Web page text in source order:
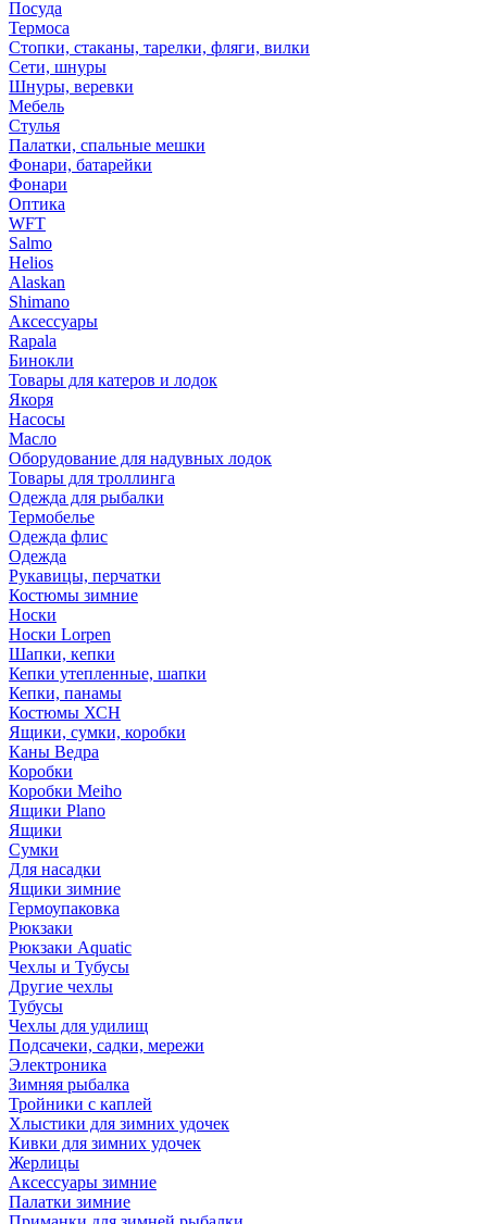
Посуда
Термоса
Стопки, стаканы, тарелки, фляги, вилки
Сети, шнуры
Шнуры, веревки
Мебель
Стулья
Палатки, спальные мешки
Фонари, батарейки
Фонари
Оптика
WFT
Salmo
Helios
Alaskan
Shimano
Аксессуары
Rapala
Бинокли
Товары для катеров и лодок
Якоря
Насосы
Масло
Оборудование для надувных лодок
Товары для троллинга
Одежда для рыбалки
Термобелье
Одежда флис
Одежда
Рукавицы, перчатки
Костюмы зимние
Носки
Носки Lorpen
Шапки, кепки
Кепки утепленные, шапки
Кепки, панамы
Костюмы ХСН
Ящики, сумки, коробки
Каны Ведра
Коробки
Коробки Meiho
Ящики Plano
Ящики
Сумки
Для насадки
Ящики зимние
Гермоупаковка
Рюкзаки
Рюкзаки Aquatic
Чехлы и Тубусы
Другие чехлы
Тубусы
Чехлы для удилищ
Подсачеки, садки, мережи
Электроника
Зимняя рыбалка
Тройники с каплей
Хлыстики для зимних удочек
Кивки для зимних удочек
Жерлицы
Аксессуары зимние
Палатки зимние